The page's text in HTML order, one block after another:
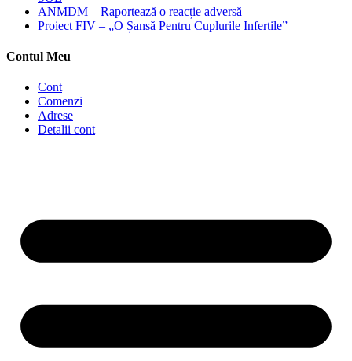
ANMDM – Raportează o reacție adversă
Proiect FIV – „O Șansă Pentru Cuplurile Infertile”
Contul Meu
Cont
Comenzi
Adrese
Detalii cont